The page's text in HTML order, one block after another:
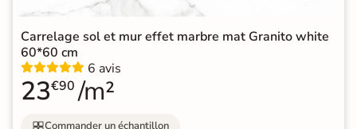
Carrelage sol et mur effet marbre mat Granito white
60*60 cm
6 avis
23€90 /m²
Commander un échantillon